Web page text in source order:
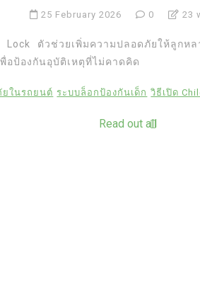
25 February 2026 0 23
Lock ตัวช่วยเพิ่มความปลอดภัยให้ลูกห
อป้องกันอุบัติเหตุที่ไม่คาดคิด
ในรถยนต์ ระบบล็อกป้องกันเด็ก วิธีเปิด
Read out all